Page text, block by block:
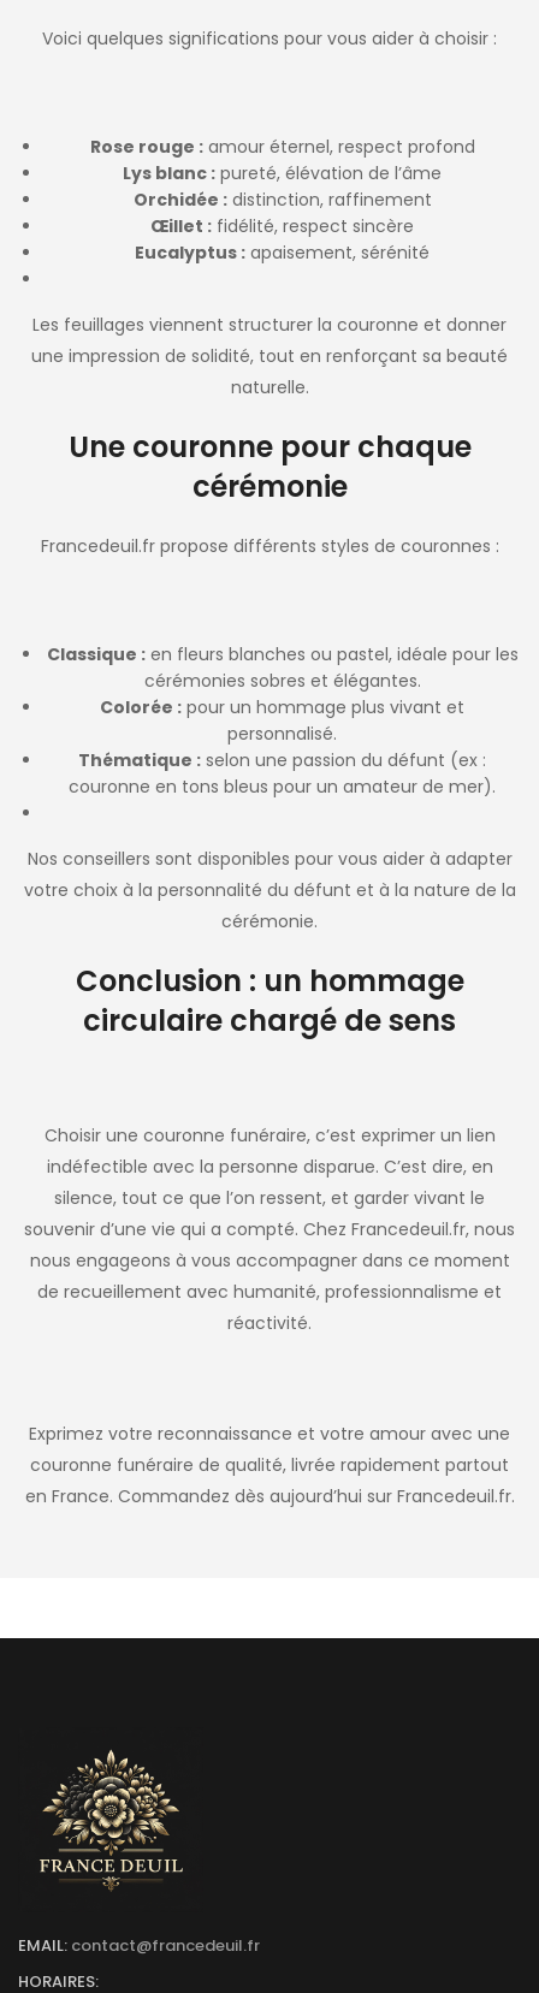
Voici quelques significations pour vous aider à choisir :
Rose rouge :amour éternel, respect profond
Lys blanc : pureté, élévation de l’âme
Orchidée :distinction, raffinement
Œillet : fidélité, respect sincère
Eucalyptus : apaisement, sérénité
Les feuillages viennent structurer la couronne et donner
une impression de solidité, tout en renforçant sa beauté
naturelle.
Une couronne pour chaque
cérémonie
Francedeuil.fr propose différents styles de couronnes :
Classique :en fleurs blanches ou pastel, idéale pour les
cérémonies sobres et élégantes.
Colorée : pour un hommage plus vivant et
personnalisé.
Thématique : selon une passion du défunt (ex :
couronne en tons bleus pour un amateur de mer).
Nos conseillers sont disponibles pour vous aider à adapter
votre choix à la personnalité du défunt et à la nature de la
cérémonie.
Conclusion : un hommage
circulaire chargé de sens
Choisir une couronne funéraire, c’est exprimer un lien
indéfectible avec la personne disparue. C’est dire, en
silence, tout ce que l’on ressent, et garder vivant le
souvenir d’une vie qui a compté. Chez Francedeuil.fr, nous
nous engageons à vous accompagner dans ce moment
de recueillement avec humanité, professionnalisme et
réactivité.
Exprimez votre reconnaissance et votre amour avec une
couronne funéraire de qualité, livrée rapidement partout
en France. Commandez dès aujourd’hui sur Francedeuil.fr.
EMAIL: contact@francedeuil.fr
HORAIRES: